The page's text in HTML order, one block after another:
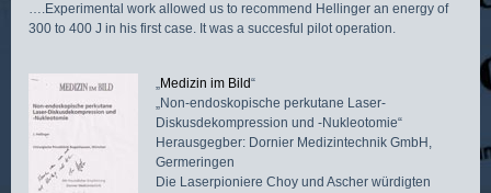
….Experimental work allowed us to recommend Hellinger an energy of
300 to 400 J in his first case. It was a succesful pilot operation.
„Medizin im Bild“
„Non-endoskopische perkutane Laser-
Diskusdekompression und -Nukleotomie“
Herausgegber: Dornier Medizintechnik GmbH,
Germeringen
Die Laserpioniere Choy und Ascher würdigten